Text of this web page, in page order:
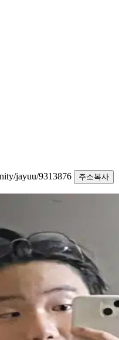
jayuu/9313876
주소복사